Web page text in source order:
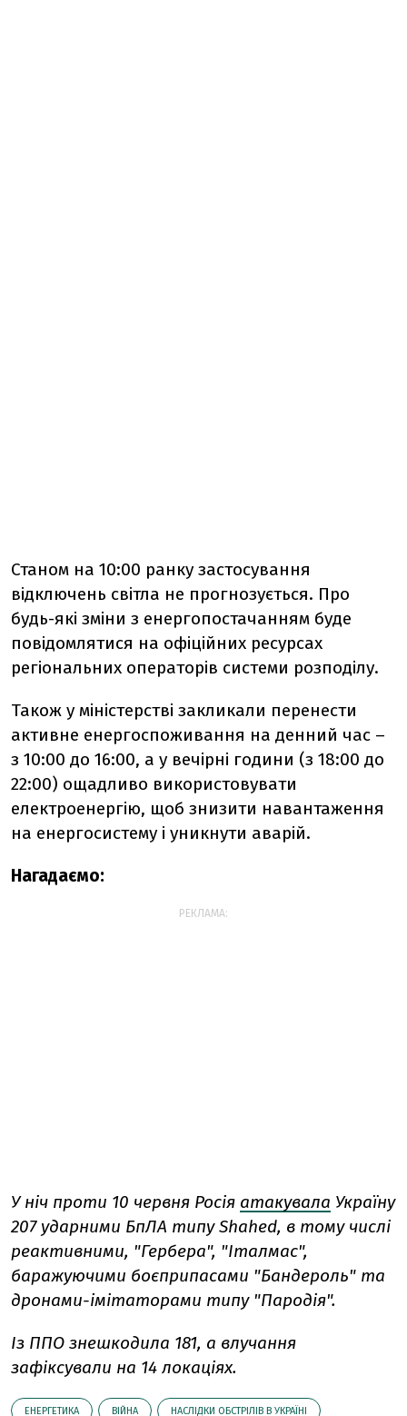
Станом на 10:00 ранку застосування
відключень світла не прогнозується. Про
будь-які зміни з енергопостачанням буде
повідомлятися на офіційних ресурсах
регіональних операторів системи розподілу.
Також у міністерстві закликали перенести
активне енергоспоживання на денний час –
з 10:00 до 16:00, а у вечірні години (з 18:00 до
22:00) ощадливо використовувати
електроенергію, щоб знизити навантаження
на енергосистему і уникнути аварій.
Нагадаємо:
РЕКЛАМА:
У ніч проти 10 червня Росія атакувала Україну
207 ударними БпЛА типу Shahed, в тому числі
реактивними, "Гербера", "Італмас",
баражуючими боєприпасами "Бандероль" та
дронами-імітаторами типу "Пародія".
Із ППО знешкодила 181, а влучання
зафіксували на 14 локаціях.
ЕНЕРГЕТИКА ВІЙНА НАСЛІДКИ ОБСТРІЛІВ В УКРАЇНІ